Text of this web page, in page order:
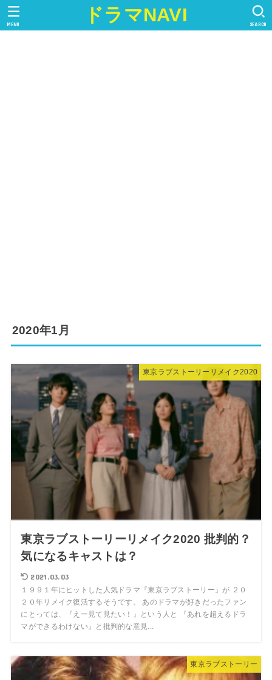
ドラマNAVI SEARCH
MENU
2020年1月
東京ラブストーリーリメイク2020
東京ラブストーリーリメイク2020 批判的？
気になるキャストは？
2021.03.03
１９９１年にヒットした人気ドラマ『東京ラブストーリー』が ２０
２０年リメイク復活するそうです。 あのドラマが好きだったファン
にとっては、『えー見て見たい！』という人と 『あれを超えるドラ
マができるわけない』と批判的な意見...
東京ラブストーリー